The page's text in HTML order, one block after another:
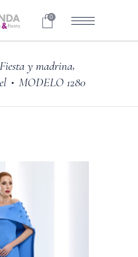
0
Fiesta y madrina,
• MODELO 1280